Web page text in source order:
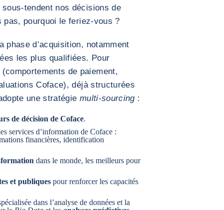
tendent nos décisions de
pourquoi le feriez-vous ?
phase d’acquisition, notamment
les plus qualifiées. Pour
de paiement,
Coface), déjà structurées
une stratégie multi-sourcing:
de décision de Coface.
services d’information de Coface :
financières, identification
dans le monde, les meilleurs pour
et publiques pour renforcer les capacités
dans l’analyse de données et la